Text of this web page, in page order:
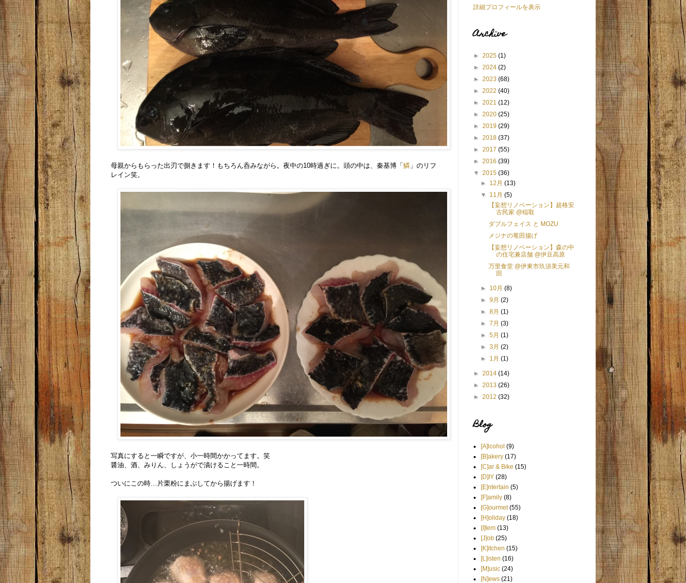
母親からもらった出刃で捌きます！もちろん呑みながら。夜中の10時過ぎに。 頭の中は、秦基博「 鱗 」のリフ
レイン笑。
写真にすると一瞬ですが、小一時間かかってます。笑
醤油、酒、みりん、しょうがで漬けること一時間。
ついにこの時…片栗粉にまぶしてから揚げます！
詳細プロフィールを表示
Archive
► 2025 (1)
► 2024 (2)
► 2023 (68)
► 2022 (40)
► 2021 (12)
► 2020 (25)
► 2019 (29)
► 2018 (37)
► 2017 (55)
► 2016 (39)
▼ 2015 (36)
► 12月(13)
▼ 11月(5)
【妄想リノベーション】超格安
古民家 @稲取
ダブルフェイス と MOZU
メジナの竜田揚げ
【妄想リノベーション】森の中
の住宅兼店舗 @伊豆高原
万里食堂 @伊東市玖須美元和
田
► 10月(8)
►9月(2)
►8月(1)
►7月(3)
►5月(1)
►3月(2)
► 1月(1)
► 2014 (14)
► 2013 (26)
► 2012 (32)
Blog
[A]lcohol (9)
[B]akery (17)
[C]ar & Bike (15)
[D]IY (28)
[E]ntertain (5)
[F]amily (8)
[G]ourmet (55)
[H]oliday (18)
[I]tem (13)
[J]ob (25)
[K]itchen (15)
[L]isten (16)
[M]usic (24)
[N]ews (21)